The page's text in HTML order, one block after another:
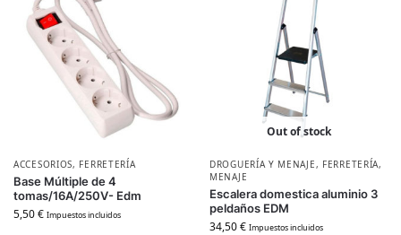
ACCESORIOS, FERRETERÍA
Base Múltiple de 4
tomas/16A/250V- Edm
5,50€ Impuestos incluidos
Out of stock
DROGUERÍA Y MENAJE, FERRETERÍA,
MENAJE
Escalera domestica aluminio 3
peldaños EDM
34,50€ Impuestos incluidos